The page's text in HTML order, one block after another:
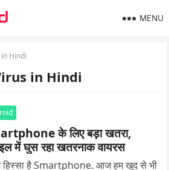
MENU
Hindi
in Hindi
के लिए बड़ा खतरा,
में घुस रहा खतरनाक वायरस
हिस्सा है Smartphone. आज हम खुद से भी